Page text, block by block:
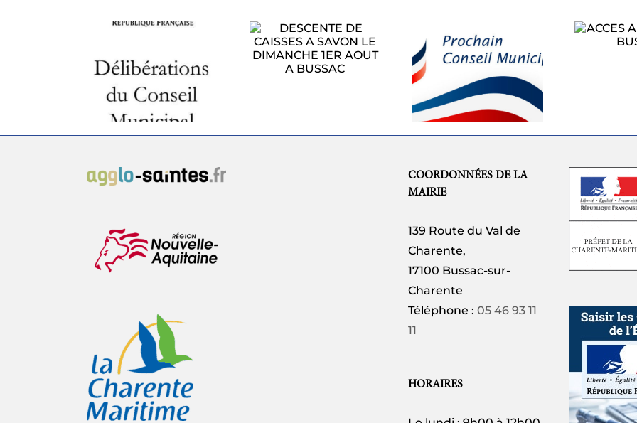
LE DIMANCHE 1ER
AOUT A BUSSAC
PROCHAIN
ACCES AU RALLYE
A BUSSAC
COORDONNÉES DE LA
MAIRIE
139 Route du Val de
Charente,
17100 Bussac-sur-
Charente
Téléphone : 05 46 93 11
11
HORAIRES